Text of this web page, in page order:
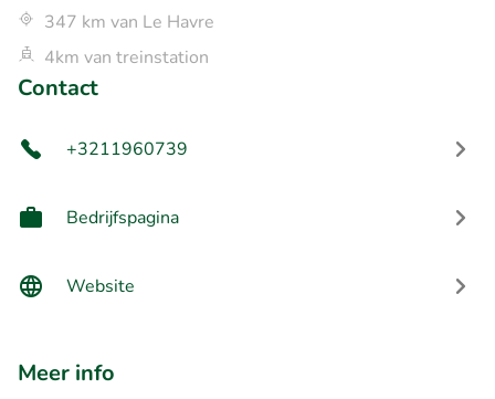
347 km van Le Havre
4km van treinstation
Contact
+3211960739
Bedrijfspagina
Website
Meer info